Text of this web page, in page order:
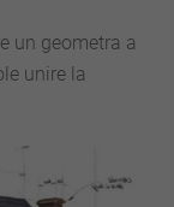
un geometra a
unire la